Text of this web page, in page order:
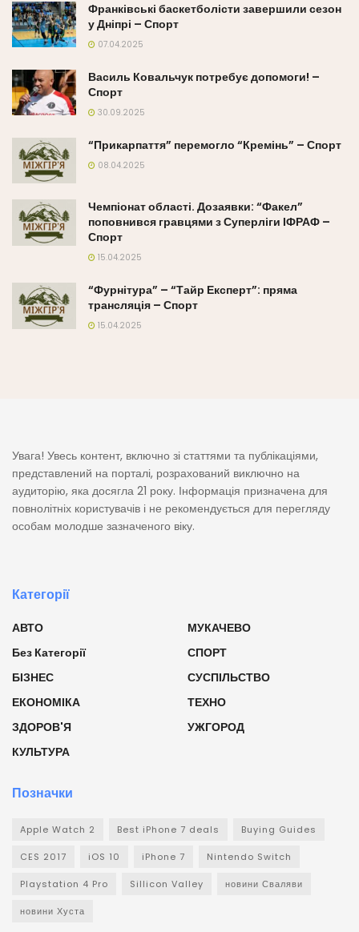
Франківські баскетболісти завершили сезон
у Дніпрі – Спорт
07.04.2025
Василь Ковальчук потребує допомоги! –
Спорт
30.09.2025
“Прикарпаття” перемогло “Кремінь” – Спорт
08.04.2025
Чемпіонат області. Дозаявки: “Факел”
поповнився гравцями з Суперліги ІФРАФ –
Спорт
15.04.2025
“Фурнітура” – “Тайр Експерт”: пряма
трансляція – Спорт
15.04.2025
Увага! Увесь контент, включно зі статтями та публікаціями,
представлений на порталі, розрахований виключно на
аудиторію, яка досягла 21 року. Інформація призначена для
повнолітніх користувачів і не рекомендується для перегляду
особам молодше зазначеного віку.
Категорії
АВТО
Без Категорії
БІЗНЕС
ЕКОНОМІКА
ЗДОРОВ'Я
КУЛЬТУРА
МУКАЧЕВО
СПОРТ
СУСПІЛЬСТВО
ТЕХНО
УЖГОРОД
Позначки
Apple Watch 2 Best iPhone 7 deals Buying Guides
CES 2017 iOS 10 iPhone 7 Nintendo Switch
Playstation 4 Pro Sillicon Valley новини Сваляви
новини Хуста